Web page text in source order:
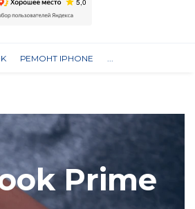
РЕМОНТ IPHONE ...
Prime